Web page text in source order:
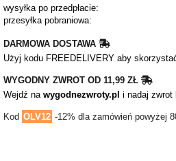
wysyłka po przedpłacie:
przesyłka pobraniowa:
DARMOWA DOSTAWA
Użyj kodu FREEDELIVERY aby
WYGODNY ZWROT OD 11,99 ZŁ
Wejdź na wygodnezwroty.pl i nadaj zwrot
Kod OLV12 -12% dla zamówień powyżej